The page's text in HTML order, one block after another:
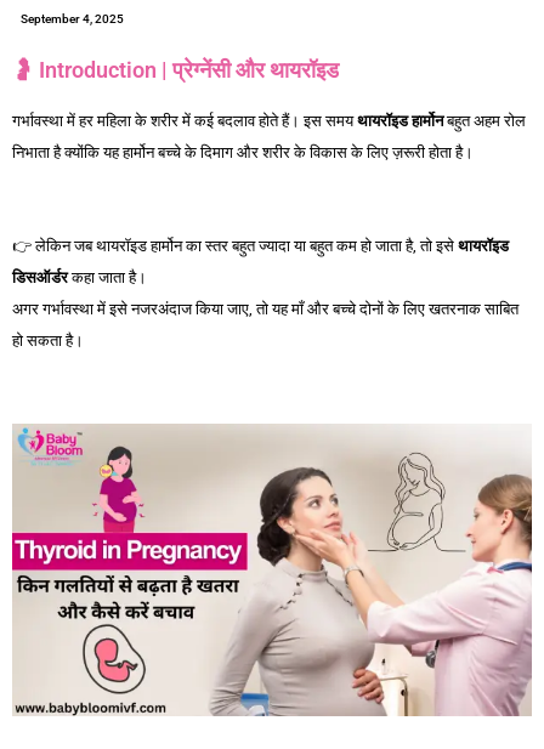
September 4, 2025
🤰 Introduction | प्रेग्नेंसी और थायरॉइड
गर्भावस्था में हर महिला के शरीर में कई बदलाव होते हैं। इस समयथायरॉइडहार्मोनबहुत अहम रोल
निभाता है क्योंकि यह हार्मोन बच्चे के दिमाग और शरीर के विकास के लिए ज़रूरी होता है।
👉 लेकिन जब थायरॉइड हार्मोन का स्तर बहुत ज्यादा या बहुत कम हो जाता है, तो इसे थायरॉइड
डिसऑर्डरकहा जाता है।
अगर गर्भावस्था में इसे नजरअंदाज किया जाए, तो यह माँ और बच्चे दोनों के लिए खतरनाक साबित
हो सकता है।